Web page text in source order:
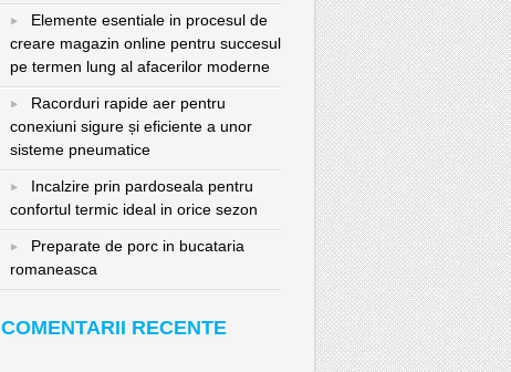
Elemente esentiale in procesul de
creare magazin online pentru succesul
pe termen lung al afacerilor moderne
Racorduri rapide aer pentru
conexiuni sigure și eficiente a unor
sisteme pneumatice
Incalzire prin pardoseala pentru
confortul termic ideal in orice sezon
Preparate de porc in bucataria
romaneasca
COMENTARII RECENTE